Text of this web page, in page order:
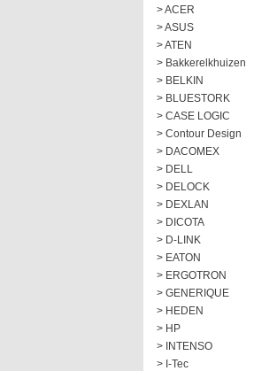
> ACER
> ASUS
> ATEN
> Bakkerelkhuizen
> BELKIN
> BLUESTORK
> CASE LOGIC
> Contour Design
> DACOMEX
> DELL
> DELOCK
> DEXLAN
> DICOTA
> D-LINK
> EATON
> ERGOTRON
> GENERIQUE
> HEDEN
> HP
> INTENSO
> I-Tec